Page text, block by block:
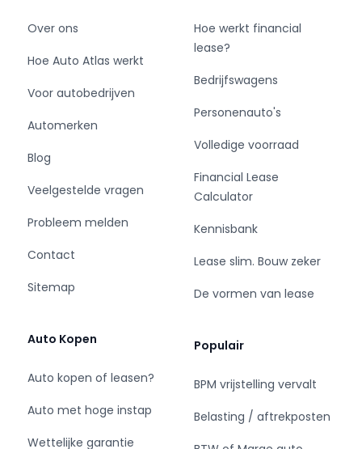
Daarbij komend gaat het om een originele
Volvo afkomstig van de 3e eigenaar met
documentatie : zoals handleidingen,
onderhoudshistorie (Volvo Dealer & Volvo
specialist) en beide sleutels.
✅ 3e eigenaar
Benieuwd naar deze auto? 🚘
📞 Bel ✉️ Mail 📱 app 🏠 Of kom langs in Beesd!
🛠️ Wij bieden de mogelijkheid voor een
(nieuwe APK + onderhoudsbeurt, 3 maanden
garantie, tenaamstelling, en het
reconditioneren van het interieur & exterieur)
Wilt u meer informatie over de desbetreffende
Over ons
Hoe Auto Atlas werkt
Voor autobedrijven
Automerken
Blog
Veelgestelde vragen
Probleem melden
Contact
Sitemap
Auto Kopen
Auto kopen of leasen?
Auto met hoge instap
Wettelijke garantie
Hoe werkt financial
lease?
Bedrijfswagens
Personenauto's
Volledige voorraad
Financial Lease
Calculator
Kennisbank
Lease slim. Bouw zeker
De vormen van lease
Populair
BPM vrijstelling vervalt
Belasting / aftrekposten